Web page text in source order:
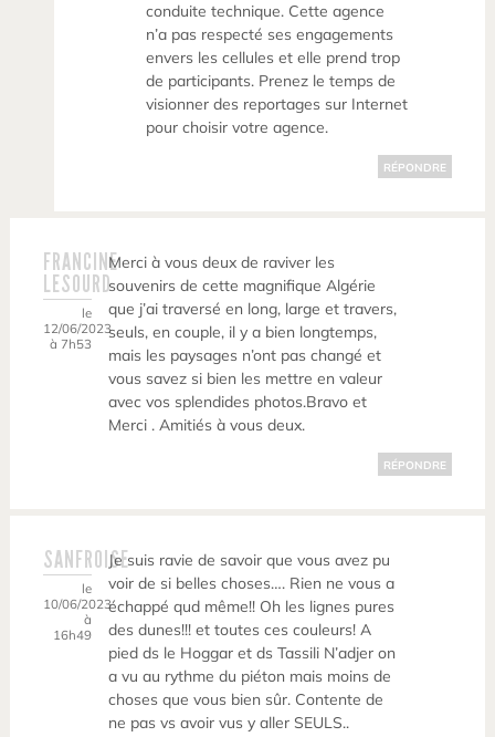
conduite technique. Cette agence
n’a pas respecté ses engagements
envers les cellules et elle prend trop
de participants. Prenez le temps de
visionner des reportages sur Internet
pour choisir votre agence.
RÉPONDRE
FRANCINE
LESOURD
le
12/06/2023
à 7h53
Merci à vous deux de raviver les
souvenirs de cette magnifique Algérie
que j’ai traversé en long, large et travers,
seuls, en couple, il y a bien longtemps,
mais les paysages n’ont pas changé et
vous savez si bien les mettre en valeur
avec vos splendides photos.Bravo et
Merci . Amitiés à vous deux.
RÉPONDRE
SANFROISE
le
10/06/2023
à
16h49
Je suis ravie de savoir que vous avez pu
voir de si belles choses…. Rien ne vous a
échappé qud même!! Oh les lignes pures
des dunes!!! et toutes ces couleurs! A
pied ds le Hoggar et ds Tassili N’adjer on
a vu au rythme du piéton mais moins de
choses que vous bien sûr. Contente de
ne pas vs avoir vus y aller SEULS..